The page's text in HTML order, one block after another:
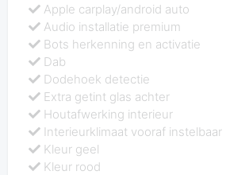
Apple carplay/android auto
Audio installatie premium
Bots herkenning en activatie
Dab
Dodehoek detectie
Extra getint glas achter
Houtafwerking interieur
Interieurklimaat vooraf instelbaar
Kleur geel
Kleur rood